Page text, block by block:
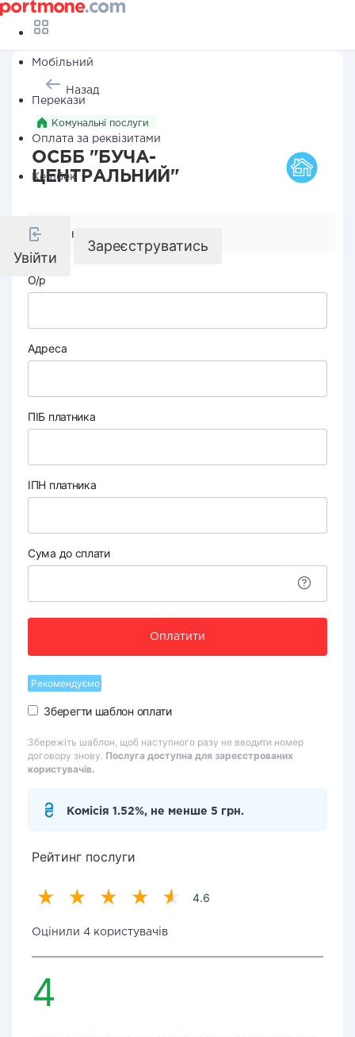
Мобільний
Перекази
Оплата за реквізитами
Кешбек
Увійти
Зареєструватись
Назад
Комунальні послуги
ОСББ "БУЧА-
ЦЕНТРАЛЬНИЙ"
Реквізити компанії
О/р
Адреса
ПІБ платника
ІПН платника
Сума до сплати
Оплатити
Рекомендуємо
Зберегти шаблон оплати
Збережіть шаблон, щоб наступного разу не вводити номер
договору знову. Послуга доступна для зареєстрованих
користувачів.
Комісія 1.52%, не менше 5 грн.
Рейтинг послуги
4.6
Оцінили 4 користувачів
4